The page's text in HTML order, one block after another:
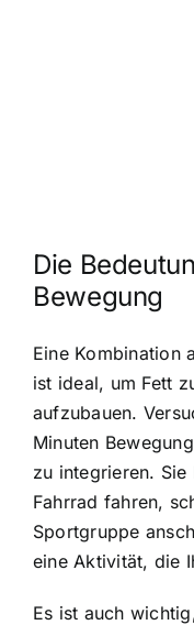
Die
Bewegung
Eine Kombination
ist ideal, um Fett
aufzubauen.
Minuten
zu integrieren. Sie
Fahrrad fahren,
Sportgruppe
eine Aktivität, die
Es ist auch